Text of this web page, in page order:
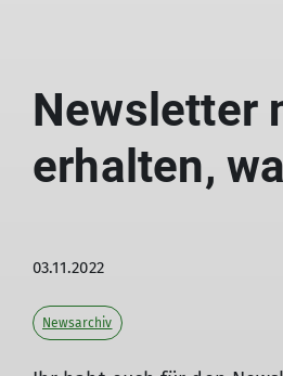
Newsletter
erhalten,
03.11.2022
Newsarchiv